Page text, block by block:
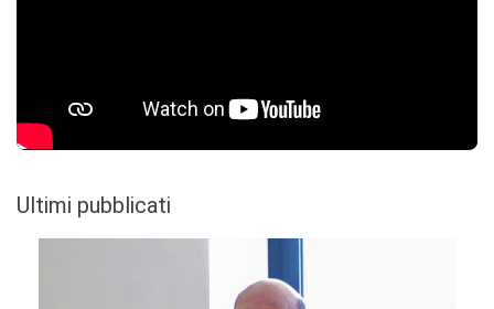
Ultimi pubblicati